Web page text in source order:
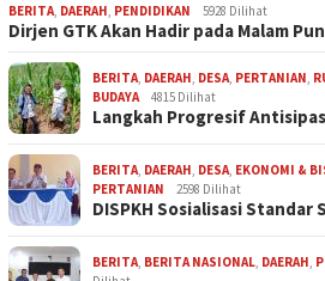
BERITA DAERAH PENDIDIKAN 5928 Dilihat
Dirjen GTK Akan Hadir pada Malam
BERITA DAERAH DESA PERTANIAN
BUDAYA
4815 Dilihat
Langkah Progresif
BERITA DAERAH DESA EKONOMI &
PERTANIAN
2598 Dilihat
DISPKH Sosialisasi
BERITA BERITA NASIONAL DAERAH